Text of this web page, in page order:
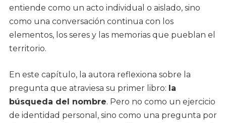
entiende como un acto individual o aislado, sino
como una conversación continua con los
elementos, los seres y las memorias que pueblan el
territorio.
En este capítulo, la autora reflexiona sobre la
pregunta que atraviesa su primer libro: la
búsqueda del nombre. Pero no como un ejercicio
de identidad personal, sino como una pregunta por